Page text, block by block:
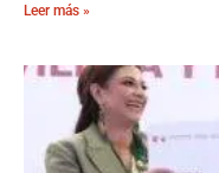
Leer más »